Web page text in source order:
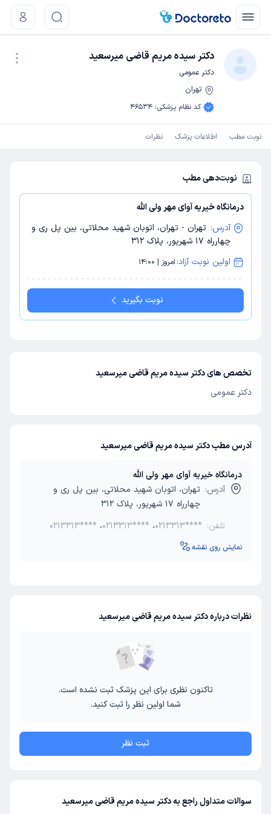
دکتر سیده مریم قاضی میرسعید
دکتر عمومی
تهران
کد نظام پزشکی:
46534
نوبت مطب اطلاعات پزشک نظرات
نوبت‌دهی مطب
درمانگاه خیریه آوای مهر ولی الله
آدرس: تهران - تهران، اتوبان شهید محلاتی، بین پل ری و
چهارراه 17 شهریور، پلاک 312
اولین نوبت آزاد: امروز | 14:00
نوبت بگیرید
تخصص های دکتر سیده مریم قاضی میرسعید
دکتر عمومی
آدرس مطب دکتر سیده مریم قاضی میرسعید
درمانگاه خیریه آوای مهر ولی الله
آدرس: تهران، اتوبان شهید محلاتی، بین پل ری و
چهارراه 17 شهریور، پلاک 312
تلفن:
0213313**** ،0213313**** ،0213313****
نمایش روی نقشه
نظرات درباره دکتر سیده مریم قاضی میرسعید
تاکنون نظری برای این پزشک ثبت نشده است.
شما اولین نظر را ثبت کنید.
ثبت نظر
سوالات متداول راجع به دکتر سیده مریم قاضی میرسعید